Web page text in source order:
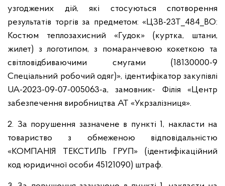
узгоджених дій, які стосуються спотворення
результатів торгів за предметом: «ЦЗВ-23Т_484_ВО:
Костюм теплозахисний «Гудок» (куртка, штани,
жилет) з логотипом, з помаранчевою кокеткою та
світловідбиваючими смугами (18130000-9
Спеціальний робочий одяг)», ідентифікатор закупівлі
UA-2023-09-07-005063-a, замовник- Філія «Центр
забезпечення виробництва АТ «Укрзалізниця».
2. За порушення зазначене в пункті 1, накласти на
товариство з обмеженою відповідальністю
«КОМПАНІЯ ТЕКСТИЛЬ ГРУП» (ідентифікаційний
код юридичної особи 45121090) штраф.